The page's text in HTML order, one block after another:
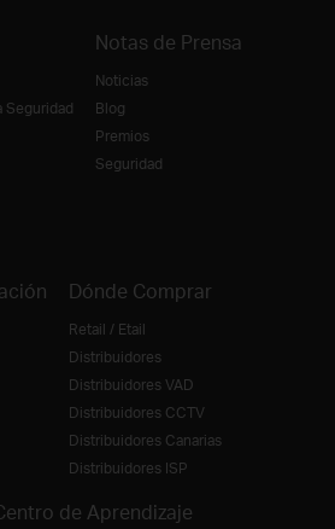
Seguridad
Notas de Prensa
Noticias
Blog
Premios
Seguridad
Dónde Comprar
Retail / Etail
Distribuidores
Distribuidores VAD
Distribuidores CCTV
Distribuidores Canarias
Distribuidores ISP
de Aprendizaje